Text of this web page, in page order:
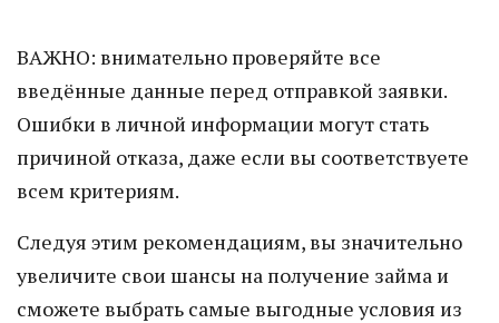
ВАЖНО: внимательно проверяйте все
введённые данные перед отправкой заявки.
Ошибки в личной информации могут стать
причиной отказа, даже если вы соответствуете
всем критериям.
Следуя этим рекомендациям, вы значительно
увеличите свои шансы на получение займа и
сможете выбрать самые выгодные условия из